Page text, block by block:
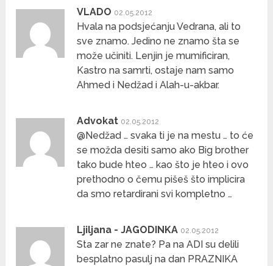
VLADO 02.05.2012
Hvala na podsjećanju Vedrana, ali to
sve znamo. Jedino ne znamo šta se
može učiniti. Lenjin je mumificiran,
Kastro na samrti, ostaje nam samo
Ahmed i Nedžad i Alah-u-akbar.
Advokat 02.05.2012
@Nedžad … svaka ti je na mestu … to će
se možda desiti samo ako Big brother
tako bude hteo … kao što je hteo i ovo
prethodno o čemu pišeš što implicira
da smo retardirani svi kompletno …
Ljiljana - JAGODINKA 02.05.2012
Sta zar ne znate? Pa na ADI su delili
besplatno pasulj na dan PRAZNIKA